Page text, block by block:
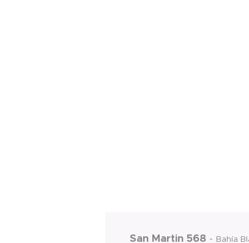
San Martin 568 - Bahía